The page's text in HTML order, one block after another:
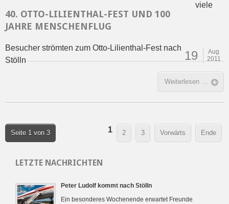
40. OTTO-LILIENTHAL-FEST UND 100
JAHRE MENSCHENFLUG
19
Aug
2011
viele
Besucher strömten zum Otto-Lilienthal-Fest nach
Stölln
Weiterlesen …
Seite 1 von 3 1 2 3 Vorwärts Ende
LETZTE NACHRICHTEN
Peter Ludolf kommt nach Stölln
Ein besonderes Wochenende erwartet Freunde